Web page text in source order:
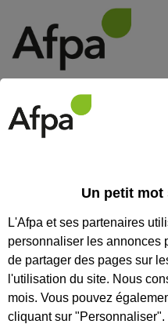
MAINTENIR
SES
Formation
renouvellement de
Un petit
L'Afpa et ses partenaires
personnaliser les annonces
de partager des pages sur
l'utilisation du site. Nous
mois. Vous pouvez
cliquant sur "Personnaliser".